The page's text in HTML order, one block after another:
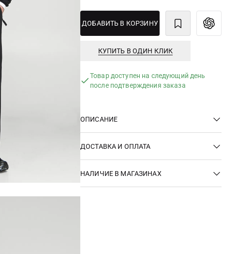
ДОБАВИТЬ В КОРЗИНУ
КУПИТЬ В ОДИН КЛИК
Товар доступен на следующий день
после подтверждения заказа
ОПИСАНИЕ
ДОСТАВКА И ОПЛАТА
НАЛИЧИЕ В МАГАЗИНАХ